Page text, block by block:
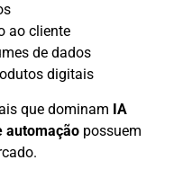
ao cliente
de dados
digitais
que dominam IA
automação possuem